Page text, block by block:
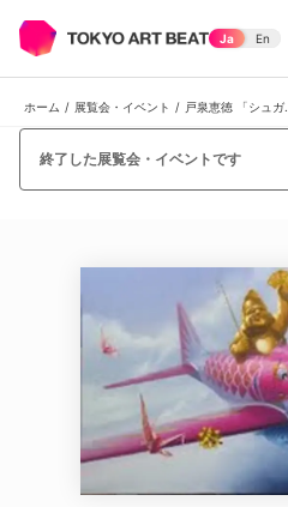
Ja En
ホーム / 展覧会・イベント /
終了した展覧会・イベントです